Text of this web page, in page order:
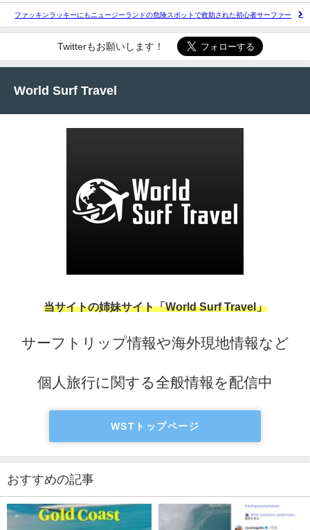
ファッキンラッキーにもニュージーランドの危険スポットで救助された初心者サーファー
Twitterもお願いします！
World Surf Travel
当サイトの姉妹サイト「World Surf Travel」
サーフトリップ情報や海外現地情報など
個人旅行に関する全般情報を配信中
WSTトップページ
おすすめの記事